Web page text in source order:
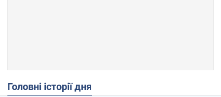
Головні історії дня